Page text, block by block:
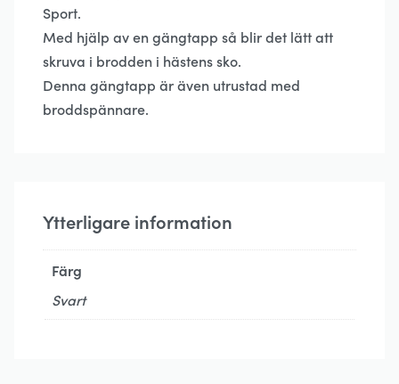
Sport.
Med hjälp av en gängtapp så blir det lätt att
skruva i brodden i hästens sko.
Denna gängtapp är även utrustad med
broddspännare.
Ytterligare information
Färg
Svart